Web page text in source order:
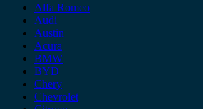
Alfa Romeo
Audi
Austin
Acura
BMW
BYD
Chery
Chevrolet